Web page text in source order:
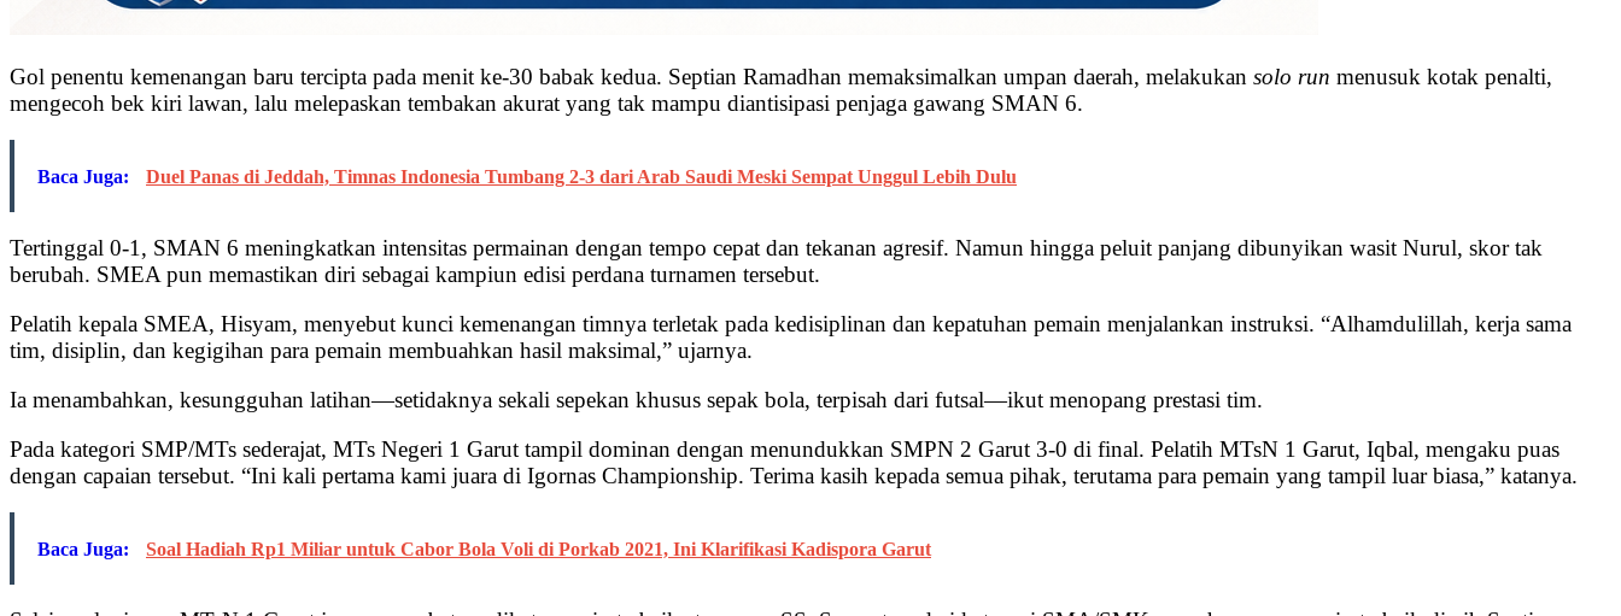
Gol penentu kemenangan baru tercipta pada menit ke-30 babak kedua. Septian Ramadhan memaksimalkan umpan daerah, melakukan solo run menusuk kotak penalti,
mengecoh bek kiri lawan, lalu melepaskan tembakan akurat yang tak mampu diantisipasi penjaga gawang SMAN 6.
Baca Juga: Duel Panas di Jeddah, Timnas Indonesia Tumbang 2-3 dari Arab Saudi Meski Sempat Unggul Lebih Dulu
Tertinggal 0-1, SMAN 6 meningkatkan intensitas permainan dengan tempo cepat dan tekanan agresif. Namun hingga peluit panjang dibunyikan wasit Nurul, skor tak
berubah. SMEA pun memastikan diri sebagai kampiun edisi perdana turnamen tersebut.
Pelatih kepala SMEA, Hisyam, menyebut kunci kemenangan timnya terletak pada kedisiplinan dan kepatuhan pemain menjalankan instruksi. “Alhamdulillah, kerja sama
tim, disiplin, dan kegigihan para pemain membuahkan hasil maksimal,” ujarnya.
Ia menambahkan, kesungguhan latihan—setidaknya sekali sepekan khusus sepak bola, terpisah dari futsal—ikut menopang prestasi tim.
Pada kategori SMP/MTs sederajat, MTs Negeri 1 Garut tampil dominan dengan menundukkan SMPN 2 Garut 3-0 di final. Pelatih MTsN 1 Garut, Iqbal, mengaku puas
dengan capaian tersebut. “Ini kali pertama kami juara di Igornas Championship. Terima kasih kepada semua pihak, terutama para pemain yang tampil luar biasa,” katanya.
Baca Juga: Soal Hadiah Rp1 Miliar untuk Cabor Bola Voli di Porkab 2021, Ini Klarifikasi Kadispora Garut